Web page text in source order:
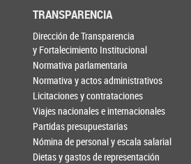
TRANSPARENCIA
Dirección de Transparencia
y Fortalecimiento Institucional
Normativa parlamentaria
Normativa y actos administrativos
Licitaciones y contrataciones
Viajes nacionales e internacionales
Partidas presupuestarias
Nómina de personal y escala salarial
Dietas y gastos de representación